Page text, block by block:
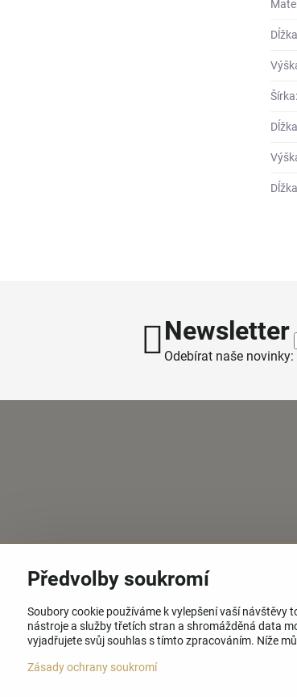
Šírka:
Newsletter
Odebírat naše novinky:
Předvolby soukromí
Soubory cookie používáme k vylepšení vaší
nástroje a služby třetích stran a shromážděná data
vyjadřujete svůj souhlas s tímto zpracováním. Níže
Zásady ochrany soukromí